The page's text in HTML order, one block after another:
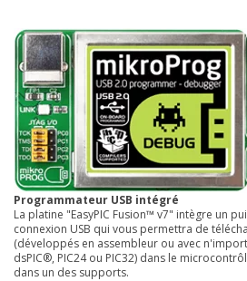
Programmateur USB intégré
La platine "EasyPIC Fusion™ v7" intègre un
connexion USB qui vous permettra de
(développés en assembleur ou avec
dsPIC®, PIC24 ou PIC32) dans le
dans un des supports.